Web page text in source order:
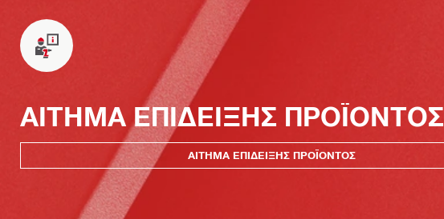
ΑΙΤΗΜΑ ΕΠΙΔΕΙΞΗΣ ΠΡΟΪΟΝΤΟΣ
ΑΙΤΗΜΑ ΕΠΙΔΕΙΞΗΣ ΠΡΟΪΟΝΤΟΣ